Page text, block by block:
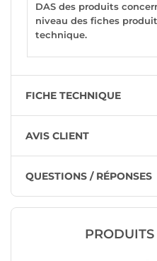
DAS des produits
niveau des fiches
technique.
FICHE TECHNIQUE
AVIS CLIENT
QUESTIONS / RÉPONSES